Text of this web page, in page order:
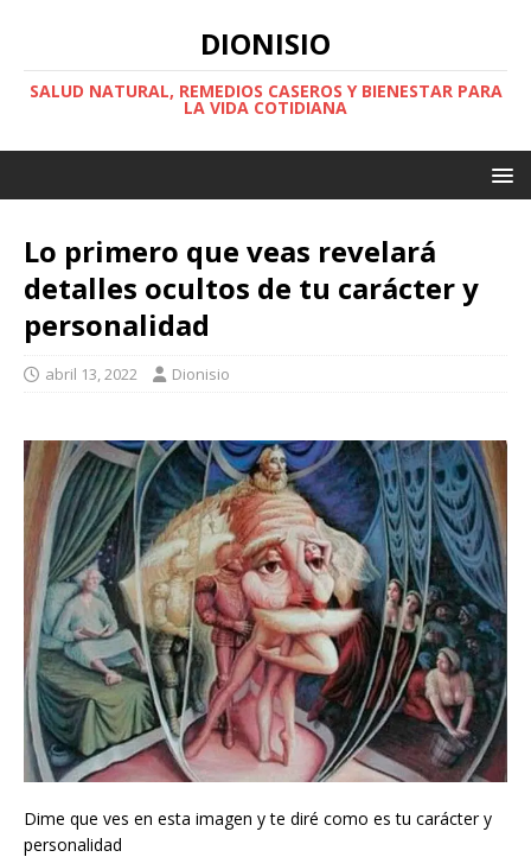
DIONISIO
SALUD NATURAL, REMEDIOS CASEROS Y BIENESTAR PARA
LA VIDA COTIDIANA
Lo primero que veas revelará
detalles ocultos de tu carácter y
personalidad
abril 13, 2022 Dionisio
Dime que ves en esta imagen y te diré como es tu carácter y
personalidad